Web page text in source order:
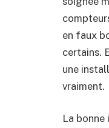
en faux
certains.
une
vraiment.
La